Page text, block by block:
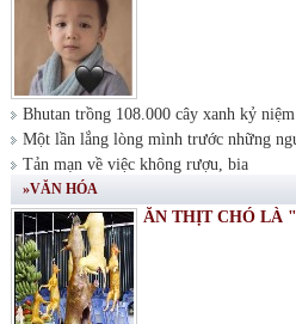
Bhutan trồng 108.000 cây xanh kỷ
Một lần lắng lòng mình trước những
Tản mạn về việc không rượu, bia
»VĂN HÓA
ĂN THỊT CHÓ LÀ